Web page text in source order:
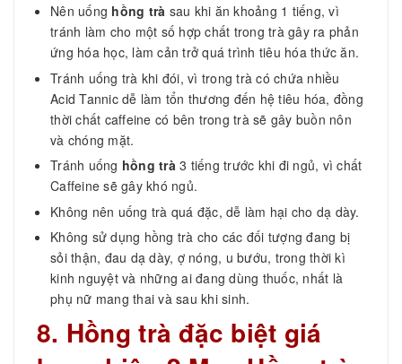
Nên uống hồng trà sau khi ăn khoảng 1 tiếng, vì
tránh làm cho một số hợp chất trong trà gây ra phản
ứng hóa học, làm cản trở quá trình tiêu hóa thức ăn.
Tránh uống trà khi đói, vì trong trà có chứa nhiều
Acid Tannic dễ làm tổn thương đến hệ tiêu hóa, đồng
thời chất caffeine có bên trong trà sẽ gây buồn nôn
và chóng mặt.
Tránh uống hồng trà3 tiếng trước khi đi ngủ, vì chất
Caffeine sẽ gây khó ngủ.
Không nên uống trà quá đặc, dễ làm hại cho dạ dày.
Không sử dụng hồng trà cho các đối tượng đang bị
sỏi thận, đau dạ dày, ợ nóng, u bướu, trong thời kì
kinh nguyệt và những ai đang dùng thuốc, nhất là
phụ nữ mang thai và sau khi sinh.
8. Hồng trà đặc biệt giá